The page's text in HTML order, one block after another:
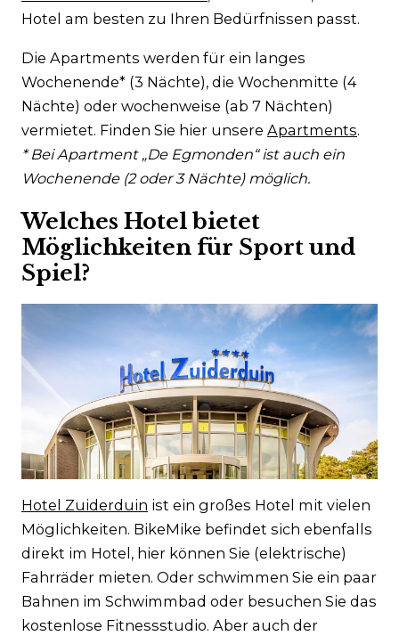
Hotel am besten zu Ihren Bedürfnissen passt.
Die Apartments werden für ein langes
Wochenende* (3 Nächte), die Wochenmitte (4
Nächte) oder wochenweise (ab 7 Nächten)
vermietet. Finden Sie hier unsere Apartments.
* Bei Apartment „De Egmonden“ ist auch ein
Wochenende (2 oder 3 Nächte) möglich.
Welches Hotel bietet
Möglichkeiten für Sport und
Spiel?
Hotel Zuiderduin ist ein großes Hotel mit vielen
Möglichkeiten. BikeMike befindet sich ebenfalls
direkt im Hotel, hier können Sie (elektrische)
Fahrräder mieten. Oder schwimmen Sie ein paar
Bahnen im Schwimmbad oder besuchen Sie das
kostenlose Fitnessstudio. Aber auch der